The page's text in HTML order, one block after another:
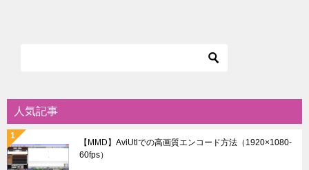
シ
ョ
ン
人気記事
【MMD】AviUtlでの高画質エンコード方法（1920×1080-
60fps）